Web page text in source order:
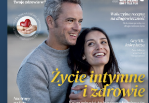
nowozsyntetyzowane